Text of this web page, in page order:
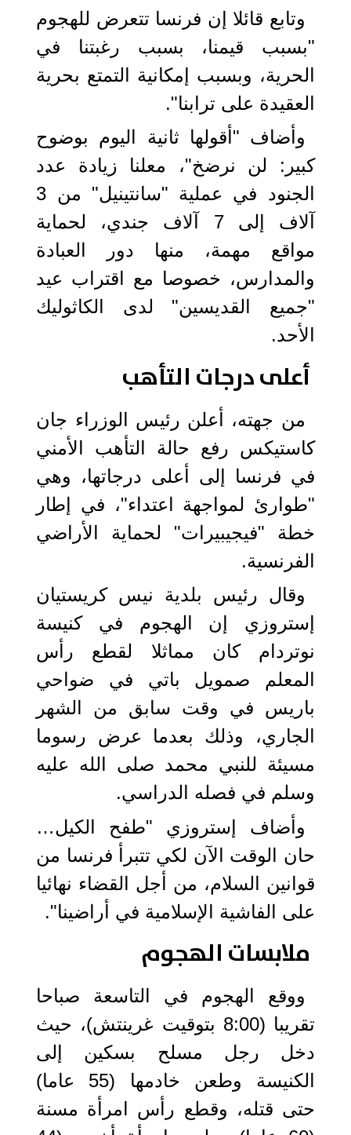
وتابع قائلا إن فرنسا تتعرض للهجوم
"بسبب قيمنا، بسبب رغبتنا في
الحرية، وبسبب إمكانية التمتع بحرية
العقيدة على ترابنا".
وأضاف "أقولها ثانية اليوم بوضوح
كبير: لن نرضخ"، معلنا زيادة عدد
الجنود في عملية "سانتينيل" من 3
آلاف إلى 7 آلاف جندي، لحماية
مواقع مهمة، منها دور العبادة
والمدارس، خصوصا مع اقتراب عيد
"جميع القديسين" لدى الكاثوليك
الأحد.
أعلى درجات التأهب
من جهته، أعلن رئيس الوزراء جان
كاستيكس رفع حالة التأهب الأمني
في فرنسا إلى أعلى درجاتها، وهي
"طوارئ لمواجهة اعتداء"، في إطار
خطة "فيجيبيرات" لحماية الأراضي
الفرنسية.
وقال رئيس بلدية نيس كريستيان
إستروزي إن الهجوم في كنيسة
نوتردام كان مماثلا لقطع رأس
المعلم صمويل باتي في ضواحي
باريس في وقت سابق من الشهر
الجاري، وذلك بعدما عرض رسوما
مسيئة للنبي محمد صلى الله عليه
وسلم في فصله الدراسي.
وأضاف إستروزي "طفح الكيل…
حان الوقت الآن لكي تتبرأ فرنسا من
قوانين السلام، من أجل القضاء نهائيا
على الفاشية الإسلامية في أراضينا".
ملابسات الهجوم
ووقع الهجوم في التاسعة صباحا
تقريبا (8:00 بتوقيت غرينتش)، حيث
دخل رجل مسلح بسكين إلى
الكنيسة وطعن خادمها (55 عاما)
حتى قتله، وقطع رأس امرأة مسنة